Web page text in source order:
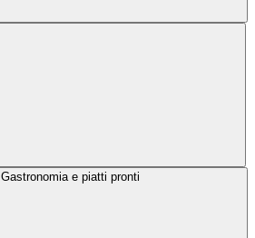
Gastronomia e piatti pronti